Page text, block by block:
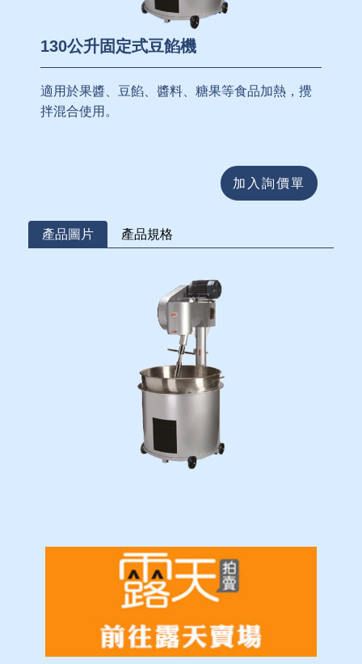
130公升固定式豆餡機
適用於果醬、豆餡、醬料、糖果等食品加熱，攪
拌混合使用。
加入詢價單
產品圖片 產品規格